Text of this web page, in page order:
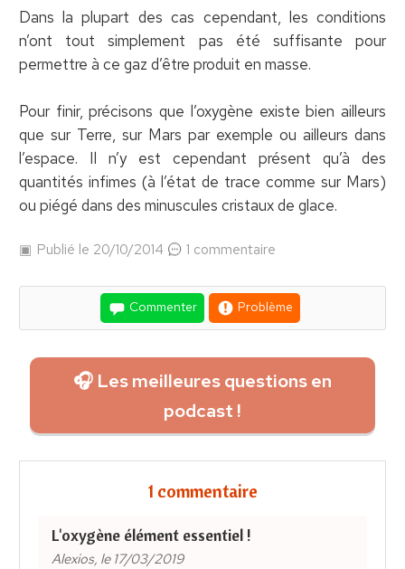
Dans la plupart des cas cependant, les conditions
n’ont tout simplement pas été suffisante pour
permettre à ce gaz d’être produit en masse.
Pour finir, précisons que l’oxygène existe bien ailleurs
que sur Terre, sur Mars par exemple ou ailleurs dans
l’espace. Il n’y est cependant présent qu’à des
quantités infimes (à l’état de trace comme sur Mars)
ou piégé dans des minuscules cristaux de glace.
Publié le 20/10/2014 1 commentaire
Commenter Problème
🎧 Les meilleures questions en
podcast !
1 commentaire
L'oxygène élément essentiel !
Alexios, le 17/03/2019